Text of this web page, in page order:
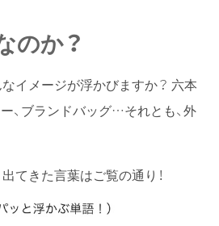
のか？
なイメージが浮かびますか？ 六本
、ブランドバッグ…それとも、外
てきた言葉はご覧の通り！